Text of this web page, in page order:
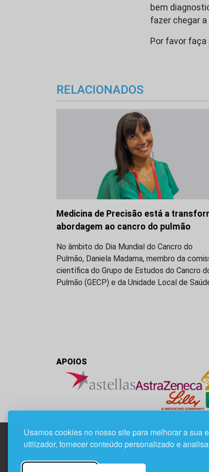
Usamos cookies no nosso site para melhorar a sua
utilizador, fornecer conteúdo personalizado e
bem
fazer chegar
Por favor faça
RELACIONADOS
Medicina de Precisão está a
abordagem ao cancro do pulmão
No âmbito do Dia Mundial do Cancro do
Pulmão, Daniela Madama, membro da
científica do Grupo de Estudos do Cancro
Pulmão (GECP) e da Unidade Local de
APOIOS
1800-282 Lisboa | Portugal